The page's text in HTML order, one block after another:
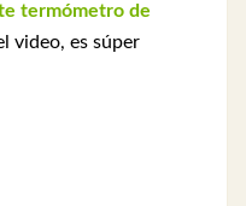
termómetro de
video, es súper